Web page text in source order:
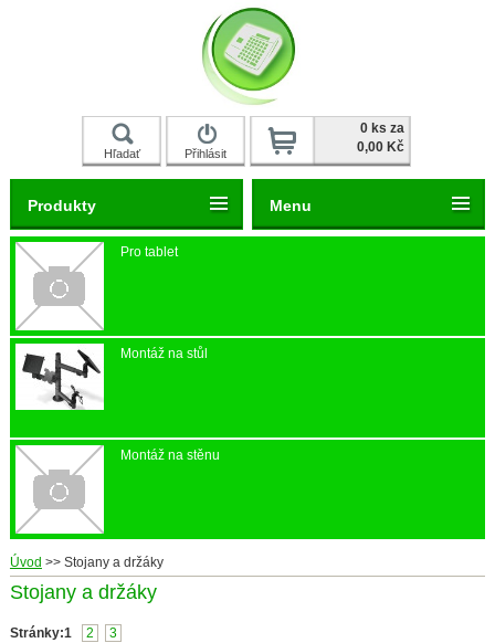
Hľadať Přihlásit
Registrace
0 ks za
0,00 Kč
Pro tablet
Montáž na stůl
Montáž na stěnu
Úvod >> Stojany a držáky
Stojany a držáky
Stránky:1 2 3
Produkty Menu